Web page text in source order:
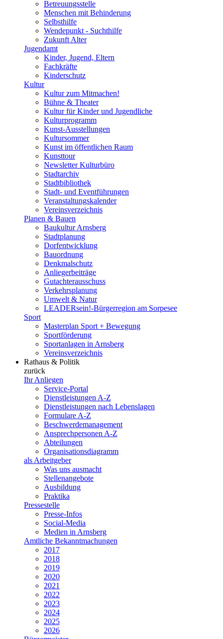
Betreuungsstelle
Menschen mit Behinderung
Selbsthilfe
Wendepunkt - Suchthilfe
Zukunft Alter
Jugendamt
Kinder, Jugend, Eltern
Fachkräfte
Kinderschutz
Kultur
Kultur zum Mitmachen!
Bühne & Theater
Kultur für Kinder und Jugendliche
Kulturprogramm
Kunst-Ausstellungen
Kultursommer
Kunst im öffentlichen Raum
Kunsttour
Newsletter Kulturbüro
Stadtarchiv
Stadtbibliothek
Stadt- und Eventführungen
Veranstaltungskalender
Vereinsverzeichnis
Planen & Bauen
Baukultur Arnsberg
Stadtplanung
Dorfentwicklung
Bauordnung
Denkmalschutz
Anliegerbeiträge
Gutachterausschuss
Verkehrsplanung
Umwelt & Natur
LEADERsein!-Bürgerregion am Sorpesee
Sport
Masterplan Sport + Bewegung
Sportförderung
Sportanlagen in Arnsberg
Vereinsverzeichnis
Rathaus & Politik
zurück
Ihr Anliegen
Service-Portal
Dienstleistungen A-Z
Dienstleistungen nach Lebenslagen
Formulare A-Z
Beschwerdemanagement
Ansprechpersonen A-Z
Abteilungen
Organisationsdiagramm
als Arbeitgeber
Was uns ausmacht
Stellenangebote
Ausbildung
Praktika
Pressestelle
Presse-Infos
Social-Media
Medien in Arnsberg
Amtliche Bekanntmachungen
2017
2018
2019
2020
2021
2022
2023
2024
2025
2026